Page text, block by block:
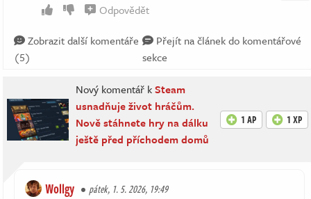
Odpovědět
Zobrazit další komentáře
(5)
Přejít na článek do komentářové
sekce
Nový komentář kSteam
usnadňuje život hráčům.
Nově stáhnete hry na dálku
ještě před příchodem domů
1 AP 1 XP
Wollgy pátek, 1. 5. 2026, 19:49